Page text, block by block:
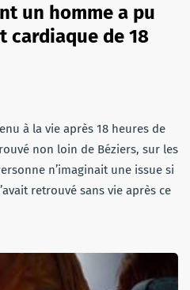
un homme a pu
cardiaque de 18
à la vie après 18 heures de
non loin de Béziers, sur les
n’imaginait une issue si
retrouvé sans vie après ce